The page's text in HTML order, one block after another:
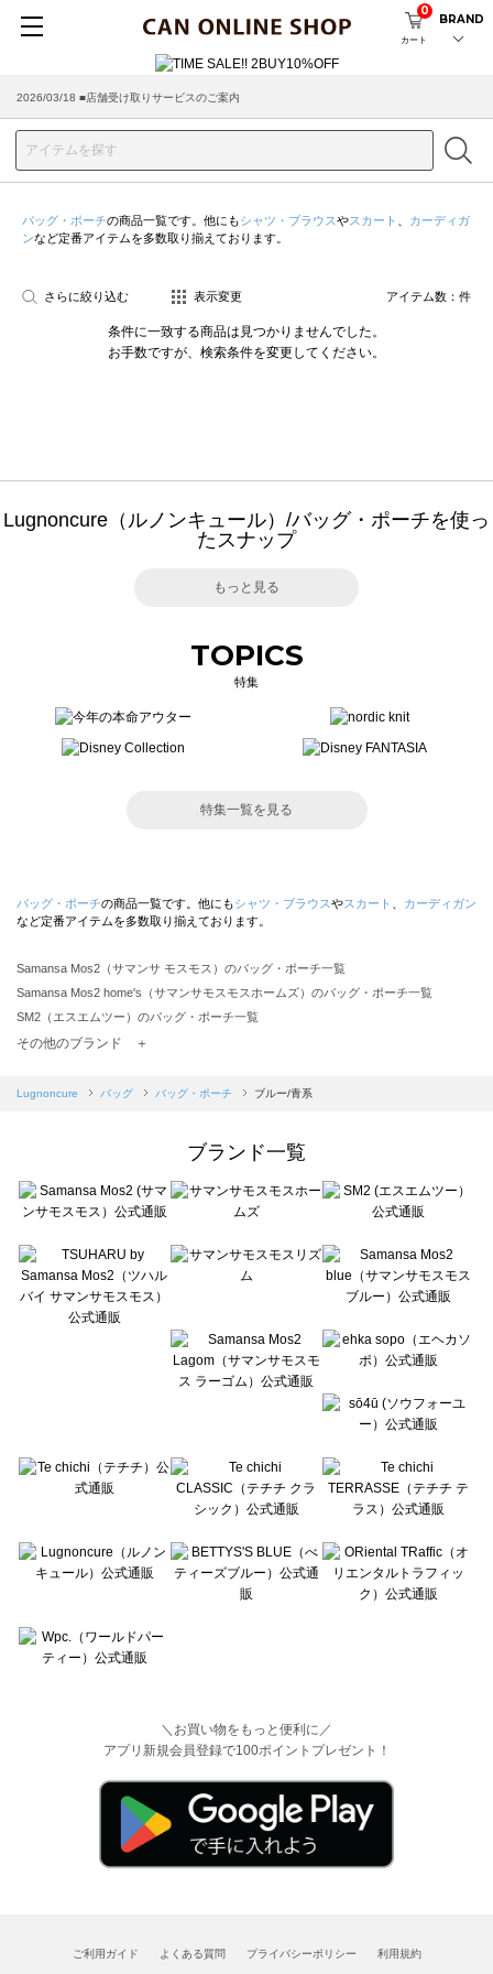
カート
0
BRAND
2026/03/18 ■店舗受け取りサービスのご案内
バッグ・ポーチの商品一覧です。他にもシャツ・ブラウスやスカート
カーディガ
ンなど定番アイテムを多数取り揃えております。
さらに絞り込む 表示変更 アイテム数： 件
条件に一致する商品は見つかりませんでした。
お手数ですが、検索条件を変更してください。
Lugnoncure（ルノンキュール）/バッグ・ポーチを使っ
たスナップ
もっと見る
TOPICS
特集
特集一覧を見る
バッグ・ポーチの商品一覧です。他にもシャツ・ブラウスやスカート
カーディガン
など定番アイテムを多数取り揃えております。
Samansa Mos2（サマンサ モスモス）のバッグ・ポーチ一覧
Samansa Mos2 home's（サマンサモスモスホームズ）のバッグ・ポーチ一覧
SM2（エスエムツー）のバッグ・ポーチ一覧
Samansa Mos2 blue（サマンサモスモス ブルー）のバッグ・ポーチ一覧
sō4ū（ソウフォーユー）のバッグ・ポーチ一覧
Te chichi（テチチ）のバッグ・ポーチ一覧
Te chichi CLASSIC（テチチ クラシック）のバッグ・ポーチ一覧
Lugnoncure（ルノンキュール）のバッグ・ポーチ一覧
BETTY'S BLUE（べティーズブルー）のバッグ・ポーチ一覧
Wpc.（ワールドパーティー）のバッグ・ポーチ一覧
その他のブランド ＋
Lugnoncure バッグ バッグ・ポーチ ブルー/青系
ブランド一覧
＼お買い物をもっと便利に／
アプリ新規会員登録で100ポイントプレゼント！
ご利用ガイド よくある質問 プライバシーポリシー 利用規約